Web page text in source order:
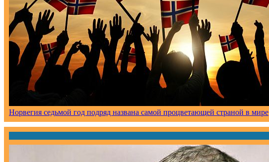
Норвегия седьмой год подряд названа самой процветающей страной в мире